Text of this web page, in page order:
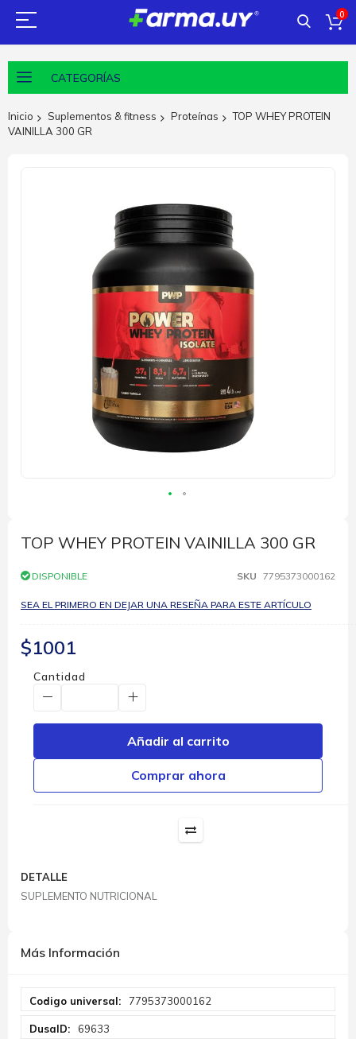
0
CATEGORÍAS
Inicio Suplementos & fitness Proteínas
TOP WHEY PROTEIN
VAINILLA 300 GR
comienzo
de
galería
imágenes
TOP WHEY PROTEIN VAINILLA 300 GR
DISPONIBLE SKU 7795373000162
SEA EL PRIMERO EN DEJAR UNA RESEÑA PARA ESTE ARTÍCULO
$1001
Cantidad
Añadir al carrito
Comprar ahora
DETALLE
SUPLEMENTO NUTRICIONAL
Más Información
Información
7795373000162
69633